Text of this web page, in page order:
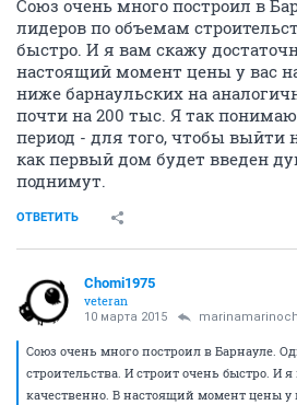
Союз очень много построил в
лидеров по объемам
быстро. И я вам скажу
настоящий момент цены у вас
ниже барнаульских на
почти на 200 тыс. Я так
период - для того, чтобы выйти
как первый дом будет введен
поднимут.
ОТВЕТИТЬ
Chomi1975
veteran
10 марта 2015
Союз очень много построил в Барнауле.
строительства. И строит очень быстро. И
качественно. В настоящий момент цены у